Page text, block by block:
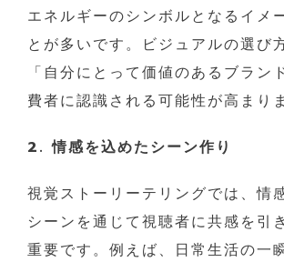
エネルギーのシンボルとなるイメ
とが多いです。ビジュアルの選び
「自分にとって価値のあるブラン
費者に認識される可能性が高まりま
2. 情感を込めたシーン作り
視覚ストーリーテリングでは、情
シーンを通じて視聴者に共感を引
重要です。例えば、日常生活の一